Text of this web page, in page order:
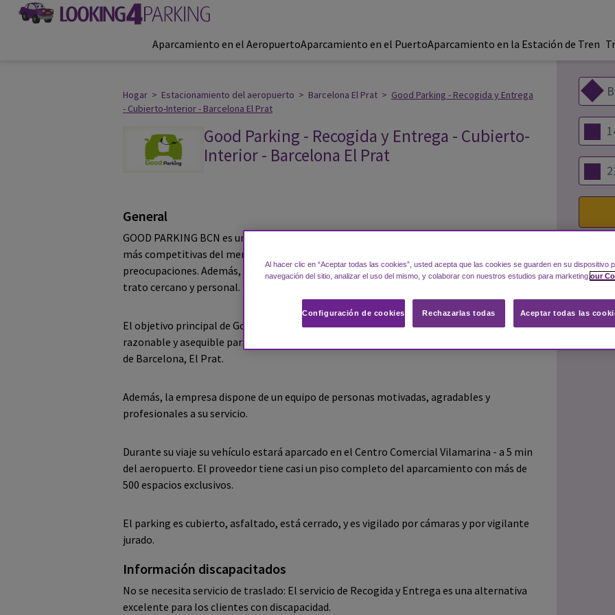
Aparcamiento en el AeropuertoAparcamiento en el PuertoAparcamiento en la Estación de Tren
Hogar > Estacionamiento del aeropuerto > Barcelona El Prat > Good Parking - Recogida y Entrega
- Cubierto-Interior - Barcelona El Prat
Good Parking - Recogida y Entrega - Cubierto-
Interior - Barcelona El Prat
General
GOOD PARKING BCN es una empresa joven y emprendedora que dispone de las tarifas
más competitivas del mercado para poder aparcar su vehículo y emprender su viaje sin
preocupaciones. Además, a diferencia de otros servicios, esta empresa familiar ofrece un
trato cercano y personal.
El objetivo principal de Good Parking es ofrecer un servicio de aparcamiento cómodo,
razonable y asequible para cualquier persona que se tenga que desplazar al Aeropuerto
de Barcelona, El Prat.
Además, la empresa dispone de un equipo de personas motivadas, agradables y
profesionales a su servicio.
Durante su viaje su vehículo estará aparcado en el Centro Comercial Vilamarina - a 5 min
del aeropuerto. El proveedor tiene casi un piso completo del aparcamiento con más de
500 espacios exclusivos.
El parking es cubierto, asfaltado, está cerrado, y es vigilado por cámaras y por vigilante
jurado.
Información discapacitados
No se necesita servicio de traslado: El servicio de Recogida y Entrega es una alternativa
excelente para los clientes con discapacidad.
Al hacer clic en “Aceptar todas las cookies”, usted acepta que las cookies se guarden en su dispositivo
navegación del sitio, analizar el uso del mismo, y colaborar con nuestros estudios para marketing. our
Configuración de cookies Rechazarlas todas Aceptar todas las